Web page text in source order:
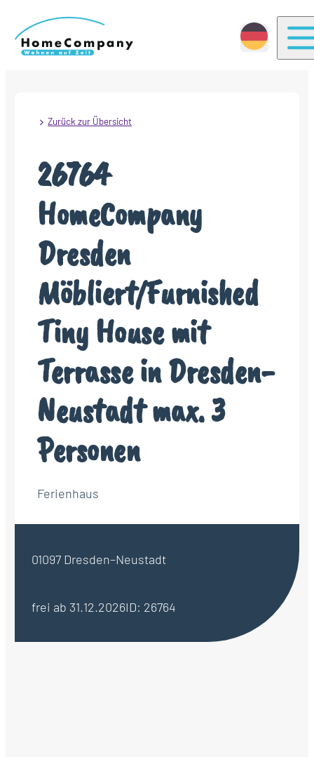
Zurück zur Übersicht
26764
HomeCompany
Dresden
Möbliert/Furnished
Tiny House mit
Terrasse in Dresden-
Neustadt max. 3
Personen
Ferienhaus
01097 Dresden–Neustadt
frei ab 31.12.2026ID: 26764